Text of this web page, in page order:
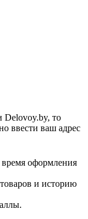
Delovoy.by, то
ввести ваш адрес
время оформления
и историю